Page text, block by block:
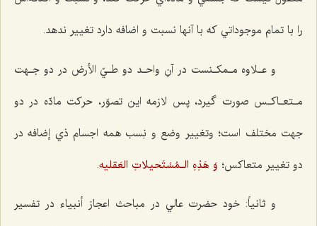
را با تمام موجوداتي كه با آنها نسبت و اضافه دارد تغيير ندهد.
و عـلاوه مـمكـنست در آنِ واحـد دو طـيّ الأرض در دو جـهت
مـتعـاكـس صورت گيرد، پس لازمه اين تصوّر، حركت مادّه در دو
جهت مختلف است؛ وتغيير وضع و نِسب همه اجسام ذي إضافه در
دو تغيير متعاكس؛ وَ هَذِهِ الـمُسْتَحیلاتِ العَقلیه.
و ثانياً: خود حضرت عالي در مباحث اعجاز أنبياء در تفسير